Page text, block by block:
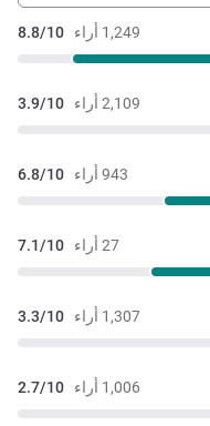
1,249 أراء 8.8/10
2,109 أراء 3.9/10
943 أراء 6.8/10
27 أراء 7.1/10
1,307 أراء 3.3/10
1,006 أراء 2.7/10